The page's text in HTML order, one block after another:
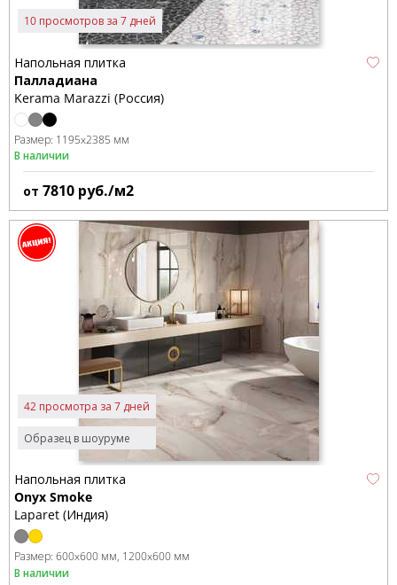
10 просмотров за 7 дней
Напольная плитка
Палладиана
Kerama Marazzi (Россия)
Размер: 1195x2385 мм
В наличии
от 7810 руб./м2
Образец в шоуруме
42 просмотра за 7 дней
Напольная плитка
Onyx Smoke
Laparet (Индия)
Размер: 600x600 мм 1200x600 мм
В наличии